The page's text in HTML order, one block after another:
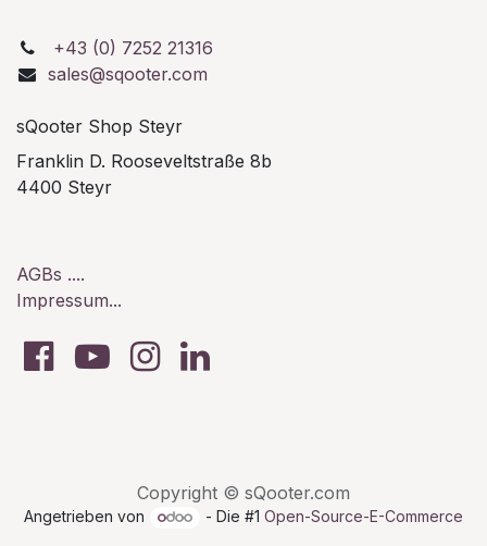
+43 (0) 7252 21316
sales@sqooter.com
sQooter Shop Steyr
Franklin D. Rooseveltstraße 8b
4400 Steyr
AGBs ....
Impressum...
Copyright © sQooter.com
Angetrieben von - Die #1Open-Source-E-Commerce